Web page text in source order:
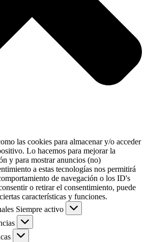
las cookies para almacenar y/o acceder
Lo hacemos para mejorar la
y para mostrar anuncios (no)
a estas tecnologías nos permitirá
de navegación o los ID's
o retirar el consentimiento, puede
características y funciones.
Siempre activo